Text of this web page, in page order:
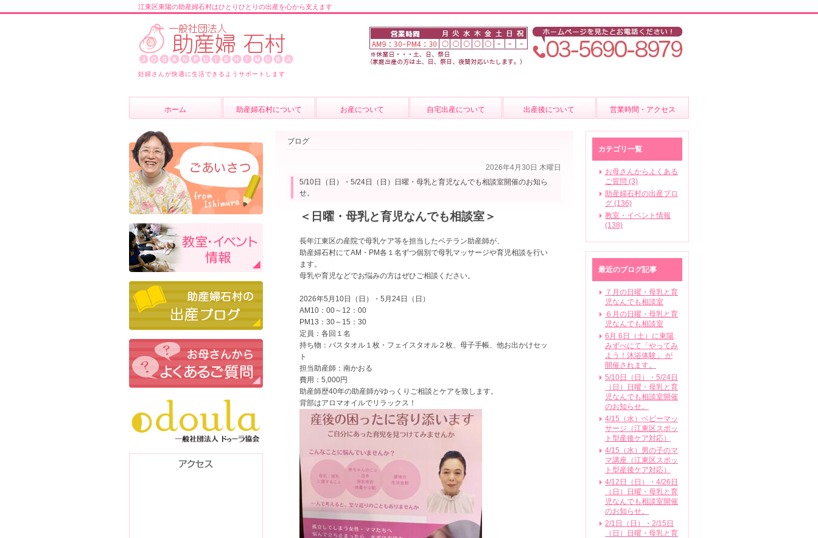
江東区東陽の助産婦石村はひとりひとりの出産を心から支えます
妊婦さんが快適に生活できるようサポートします
ホーム 助産婦石村について
スタッフ紹介
よくあるご質問
ブログ
お産について
費用について
自宅出産について 出産後について
母乳外来
営業時間・アクセス
ブログ
2026年4月30日 木曜日
5/10日（日）・5/24日（日）日曜・母乳と育児なんでも相談室開催のお知ら
せ。
＜日曜・母乳と育児なんでも相談室＞
長年江東区の産院で母乳ケア等を担当したベテラン助産師が、
助産婦石村にてAM・PM各１名ずつ個別で母乳マッサージや育児相談を行い
ます。
母乳や育児などでお悩みの方はぜひご相談ください。
2026年5月10日（日）・5月24日（日）
AM10：00～12：00
PM13：30～15：30
定員：各回１名
持ち物：バスタオル１枚・フェイスタオル２枚、母子手帳、他お出かけセッ
ト
担当助産師：南かおる
費用：5,000円
助産師歴40年の助産師がゆっくりご相談とケアを致します。
背部はアロマオイルでリラックス！
カテゴリ一覧
お母さんからよくある
ご質問 (3)
助産婦石村の出産ブロ
グ (136)
教室・イベント情報
(138)
最近のブログ記事
７月の日曜・母乳と育
児なんでも相談室
６月の日曜・母乳と育
児なんでも相談室
6月 6日（土）に東陽
みずべにて「やってみ
よう！沐浴体験」 が
開催されます。
5/10日（日）・5/24日
（日）日曜・母乳と育
児なんでも相談室開催
のお知らせ。
4/15（水）ベビーマッ
サージ（江東区スポッ
ト型産後ケア対応）
4/15（水）男の子のマ
マ講座（江東区スポッ
ト型産後ケア対応）
4/12日（日）・4/26日
（日）日曜・母乳と育
児なんでも相談室開催
のお知らせ。
2/1日（日）・2/15日
（日）日曜・母乳と育